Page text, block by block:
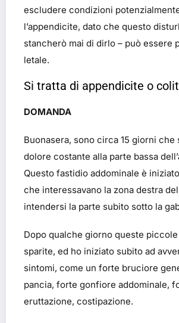
escludere condizioni
l’appendicite, dato che questo
stancherò mai di dirlo – può essere
letale.
Si tratta di appendicite o
DOMANDA
Buonasera, sono circa 15 giorni che
dolore costante alla parte bassa
Questo fastidio addominale è
che interessavano la zona destra
intendersi la parte subito sotto la
Dopo qualche giorno queste
sparite, ed ho iniziato subito ad
sintomi, come un forte bruciore
pancia, forte gonfiore addominale,
eruttazione, costipazione.